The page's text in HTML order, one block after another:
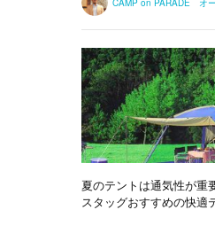
CAMP on PARADE オ
夏のテントは通気性が重
スタッグおすすめの快適